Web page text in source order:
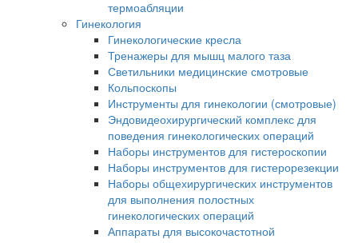
термоабляции
Гинекология
Гинекологические кресла
Тренажеры для мышц малого таза
Светильники медицинские смотровые
Кольпоскопы
Инструменты для гинекологии (смотровые)
Эндовидеохирургический комплекс для
поведения гинекологических операций
Наборы инструментов для гистероскопии
Наборы инструментов для гистерорезекции
Наборы общехирургических инструментов
для выполнения полостных
гинекологических операций
Аппараты для высокочастотной